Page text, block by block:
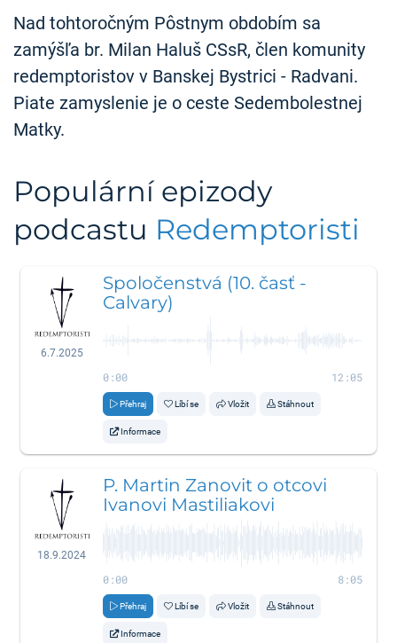
Nad tohtoročným Pôstnym obdobím sa
zamýšľa br. Milan Haluš CSsR, člen komunity
redemptoristov v Banskej Bystrici - Radvani.
Piate zamyslenie je o ceste Sedembolestnej
Matky.
Populární epizody
podcastu Redemptoristi
6.7.2025
Spoločenstvá (10. časť -
Calvary)
0:00 12:05
Přehraj Líbí se Vložit Stáhnout
Informace
18.9.2024
P. Martin Zanovit o otcovi
Ivanovi Mastiliakovi
0:00 8:05
Přehraj Líbí se Vložit Stáhnout
Informace